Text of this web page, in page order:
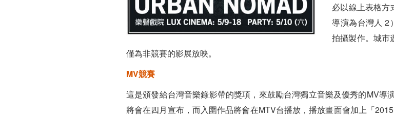
必以線上表格方
導演為台灣人 2
拍攝製作。城市
僅為非競賽的影展放映。
MV競賽
這是頒發給台灣音樂錄影帶的獎項，來鼓勵台灣獨立音樂及優秀的MV導
將會在四月宣布，而入圍作品將會在MTV台播放，播放畫面會加上「